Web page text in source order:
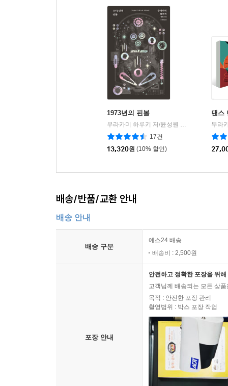
1973년의 핀볼
무라카미 하루키 저/윤성원 역
문학사상
17건
13,320원 (10% 할인)
댄스
배송/반품/교환 안내
배송 안내
배송 구분
예스24 배송
배송비 : 2,500원
포장 안내
안전하고 정확한 포장을 위
고객님께 배송되는 모든 상
목적 : 안전한 포장 관리
촬영범위 : 박스 포장 작업